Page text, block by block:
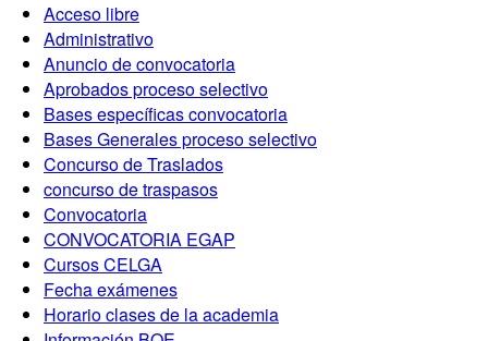
Acceso libre
Administrativo
Anuncio de convocatoria
Aprobados proceso selectivo
Bases específicas convocatoria
Bases Generales proceso selectivo
Concurso de Traslados
concurso de traspasos
Convocatoria
CONVOCATORIA EGAP
Cursos CELGA
Fecha exámenes
Horario clases de la academia